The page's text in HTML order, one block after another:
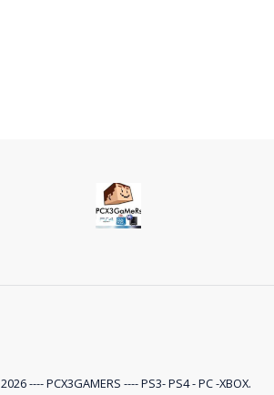
2026 ---- PCX3GAMERS ---- PS3- PS4 - PC -XBOX.